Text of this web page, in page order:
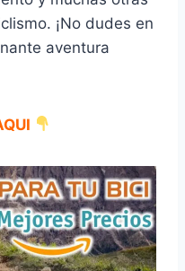
¡No dudes en
aventura